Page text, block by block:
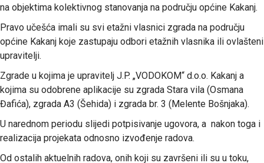
na objektima kolektivnog stanovanja na području općine Kakanj.
Pravo učešća imali su svi etažni vlasnici zgrada na području
općine Kakanj koje zastupaju odbori etažnih vlasnika ili ovlašteni
upravitelji.
Zgrade u kojima je upravitelj J.P. „VODOKOM“ d.o.o. Kakanj a
kojima su odobrene aplikacije su zgrada Stara vila (Osmana
Đafića), zgrada A3 (Šehida) i zgrada br. 3 (Melente Bošnjaka).
U narednom periodu slijedi potpisivanje ugovora, a nakon toga i
realizacija projekata odnosno izvođenje radova.
Od ostalih aktuelnih radova, onih koji su završeni ili su u toku,